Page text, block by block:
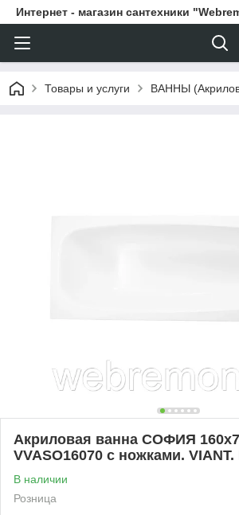
Интернет - магазин сантехники
Товары и услуги ВАННЫ
Акриловая ванна СОФИЯ
VVASO16070 с ножками.
В наличии
Розница